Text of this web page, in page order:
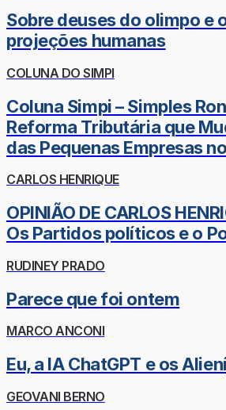
Sobre deuses do olimpo e
projeções humanas
COLUNA DO SIMPI
Coluna Simpi – Simples
Reforma Tributária que
das Pequenas Empresas
CARLOS HENRIQUE
OPINIÃO DE CARLOS
Os Partidos políticos e o
RUDINEY PRADO
Parece que foi ontem
MARCO ANCONI
Eu, a IA ChatGPT e os
GEOVANI BERNO